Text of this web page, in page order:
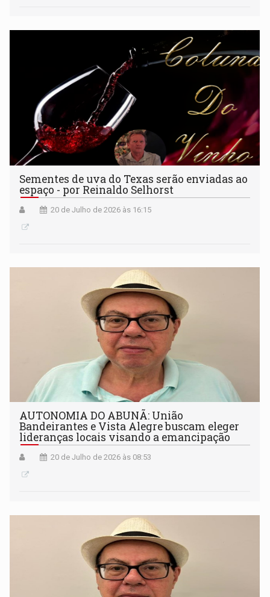
Sementes de uva do Texas serão enviadas ao
espaço - por Reinaldo Selhorst
20 de Julho de 2026 às 16:15
AUTONOMIA DO ABUNÃ: União
Bandeirantes e Vista Alegre buscam eleger
lideranças locais visando a emancipação
20 de Julho de 2026 às 08:53